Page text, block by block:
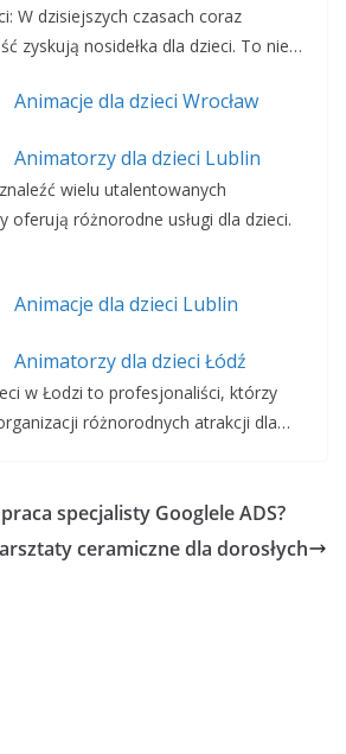
W dzisiejszych czasach coraz
zyskują nosidełka dla dzieci. To nie…
Animacje dla dzieci Wrocław
Animatorzy dla dzieci Lublin
wielu utalentowanych
oferują różnorodne usługi dla dzieci.
Animacje dla dzieci Lublin
Animatorzy dla dzieci Łódź
w Łodzi to profesjonaliści, którzy
różnorodnych atrakcji dla…
specjalisty Googlele ADS?
ceramiczne dla dorosłych